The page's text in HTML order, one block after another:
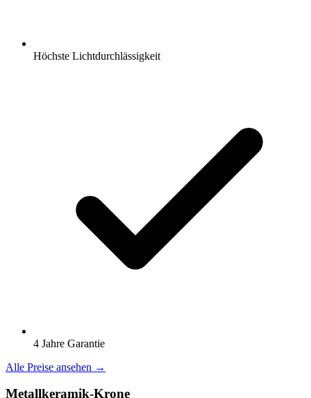
Höchste Lichtdurchlässigkeit
4 Jahre Garantie
Alle Preise ansehen →
Metallkeramik-Krone